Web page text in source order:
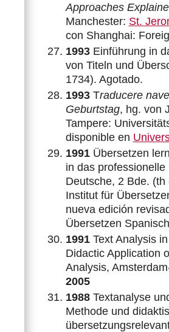
Approaches
Manchester: St.
con Shanghai:
1993 Einführung in
von Titeln und
1734). Agotado.
1993 Traducere
Geburtstag, hg. von
Tampere:
disponible en
1991 Übersetzen
in das
Deutsche, 2 Bde.
Institut für
nueva edición
Übersetzen
1991 Text Analysis
Didactic Application
Analysis,
2005
1988 Textanalyse
Methode und